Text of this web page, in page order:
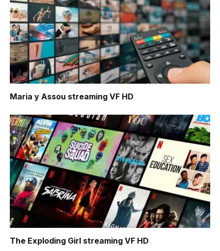
Maria y Assou streaming VF HD
The Exploding Girl streaming VF HD